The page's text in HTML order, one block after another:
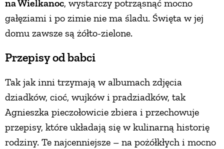
na Wielkanoc, wystarczy potrząsnąć mocno
gałęziami i po zimie nie ma śladu. Święta w jej
domu zawsze są żółto-zielone.
Przepisy od babci
Tak jak inni trzymają w albumach zdjęcia
dziadków, cioć, wujków i pradziadków, tak
Agnieszka pieczołowicie zbiera i przechowuje
przepisy, które układają się w kulinarną historię
rodziny. Te najcenniejsze – na pożółkłych i mocno